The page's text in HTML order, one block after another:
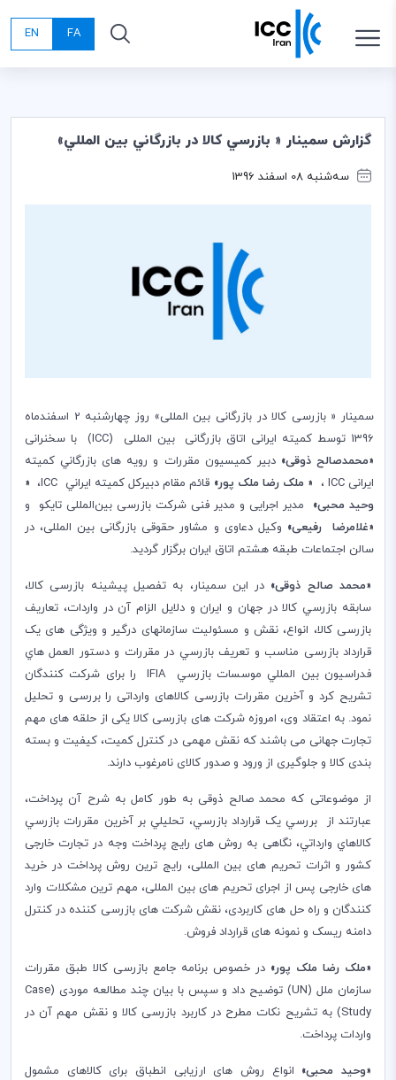
FA
EN
گزارش سمينار « بازرسي كالا در بازرگاني بين المللي»
سه‌شنبه 08 اسفند 1396
سمینار « بازرسی کالا در بازرگانی بین المللی» روز چهارشنبه 2 اسفندماه
1396 توسط کمیته ایرانی اتاق بازرگانی بین المللی (
ICC) با سخنرانی
«محمدصالح ذوقی» دبیر کمیسیون مقررات و رویه­ های بازرگاني کمیته
ایرانیICC ، « ملک رضا ملک پور» قائم مقام دبیرکل کميته ايراني ICC، «
وحید محبی» مدیر اجرایی و مدیر فنی شرکت بازرسی بینالمللی تایکو و
«غلامرضا رفیعی» وکیل دعاوی و مشاور حقوقی بازرگانی بین ­المللی، در
سالن اجتماعات طبقه هشتم اتاق ایران برگزار گردید.
«محمد صالح ذوقی» در این سمینار، به تفصیل پیشینه بازرسی کالا،
سابقه بازرسي کالا در جهان و ايران و دلایل الزام آن در واردات، تعاریف
بازرسی کالا، انواع، نقش و مسئولیت سازمان­های درگیر و ویژگی­ های یک
قرارداد بازرسی مناسب و تعريف بازرسي در مقررات و دستور العمل ­هاي
فدراسيون بين­ المللي موسسات بازرسي IFIAرا برای شرکت کنندگان
تشریح کرد و آخرین مقررات بازرسی کالاهای وارداتی را بررسی و تحلیل
نمود. به اعتقاد وی، امروزه شرکت­ های بازرسی کالا یکی از حلقه­­­­­­­ های مهم
تجارت جهانی می باشند که نقش مهمی در کنترل کمیت، کیفیت و بسته
بندی کالا و جلوگیری از ورود و صدور کالای نامرغوب دارند.
از موضوعاتی که محمد صالح ذوقی به طور کامل به شرح آن پرداخت،
عبارتند از بررسي يک قرارداد بازرسي، تحليلي بر آخرين مقررات بازرسي
کالاهاي وارداتي، نگاهی به روش های رایج پرداخت وجه در تجارت خارجی
کشور و اثرات تحریم های بین المللی، رایج ترین روش پرداخت در خرید
های خارجی پس از اجرای تحریم های بین المللی، مهم ترین مشکلات وارد
کنندگان و راه حل های کاربردی، نقش شرکت های بازرسی کننده در کنترل
دامنه ریسک و نمونه های قرارداد فروش.
«ملک رضا ملک پور» در خصوص برنامه جامع بازرسی کالا طبق مقررات
سازمان ملل (UN) توضیح داد و سپس با بیان چند مطالعه موردی (Case
Study) به تشریح نکات مطرح در کاربرد بازرسی کالا و نقش مهم آن در
واردات پرداخت.
«وحید محبی» انواع روش­ های ارزیابی انطباق برای کالاهای مشمول